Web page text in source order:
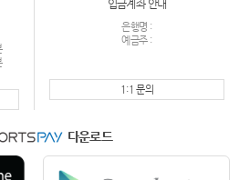
입금계좌 안내
은행명 :
예금주 :
1:1 문의
다운로드